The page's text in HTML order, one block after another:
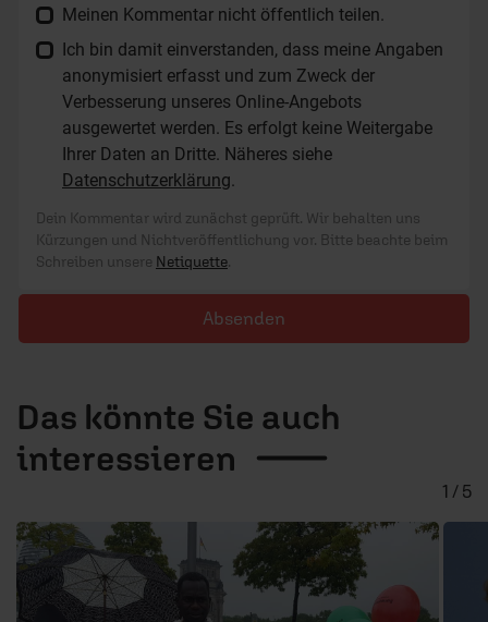
Meinen Kommentar nicht öffentlich teilen.
Ich bin damit einverstanden, dass meine Angaben
anonymisiert erfasst und zum Zweck der
Verbesserung unseres Online-Angebots
ausgewertet werden. Es erfolgt keine Weitergabe
Ihrer Daten an Dritte. Näheres siehe
Datenschutzerklärung.
Dein Kommentar wird zunächst geprüft. Wir behalten uns
Kürzungen und Nichtveröffentlichung vor. Bitte beachte beim
Schreiben unsere Netiquette.
Absenden
Das könnte Sie auch
interessieren
1 / 5